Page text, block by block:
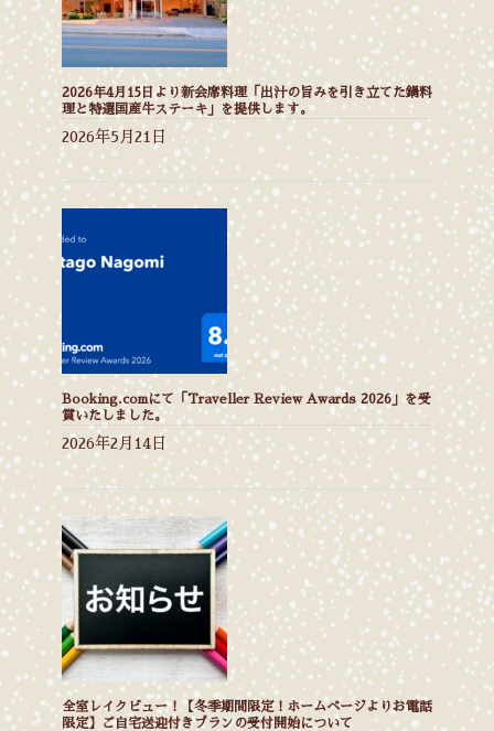
2026年4月15日より新会席料理「出汁の旨みを引き立てた鍋料
理と特選国産牛ステーキ」を提供します。
2026年5月21日
Booking.comにて「Traveller Review Awards 2026」を受
賞いたしました。
2026年2月14日
全室レイクビュー！【冬季期間限定！ホームページよりお電話
限定】ご自宅送迎付きプランの受付開始について